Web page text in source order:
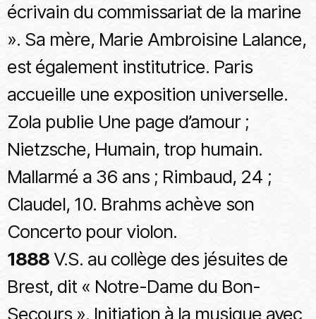
écrivain du commissariat de la marine
». Sa mère, Marie Ambroisine Lalance,
est également institutrice. Paris
accueille une exposition universelle.
Zola publie Une page d’amour ;
Nietzsche, Humain, trop humain.
Mallarmé a 36 ans ; Rimbaud, 24 ;
Claudel, 10. Brahms achève son
Concerto pour violon.
1888V.S. au collège des jésuites de
Brest, dit « Notre-Dame du Bon-
Secours ». Initiation à la musique avec